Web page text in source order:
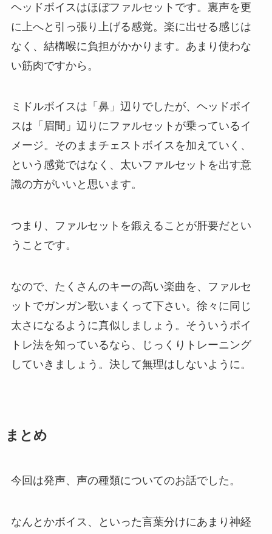
ヘッドボイスはほぼファルセットです。裏声を更
に上へと引っ張り上げる感覚。楽に出せる感じは
なく、結構喉に負担がかかります。あまり使わな
い筋肉ですから。
ミドルボイスは「鼻」辺りでしたが、ヘッドボイ
スは「眉間」辺りにファルセットが乗っているイ
メージ。そのままチェストボイスを加えていく、
という感覚ではなく、太いファルセットを出す意
識の方がいいと思います。
つまり、ファルセットを鍛えることが肝要だとい
うことです。
なので、たくさんのキーの高い楽曲を、ファルセ
ットでガンガン歌いまくって下さい。徐々に同じ
太さになるように真似しましょう。そういうボイ
トレ法を知っているなら、じっくりトレーニング
していきましょう。決して無理はしないように。
まとめ
今回は発声、声の種類についてのお話でした。
なんとかボイス、といった言葉分けにあまり神経